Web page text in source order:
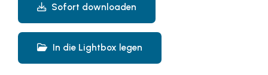
Sofort downloaden
In die Lightbox legen